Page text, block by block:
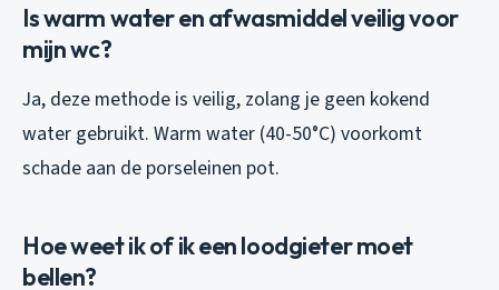
Is warm water en afwasmiddel veilig voor
mijn wc?
Ja, deze methode is veilig, zolang je geen kokend
water gebruikt. Warm water (40-50°C) voorkomt
schade aan de porseleinen pot.
Hoe weet ik of ik een loodgieter moet
bellen?